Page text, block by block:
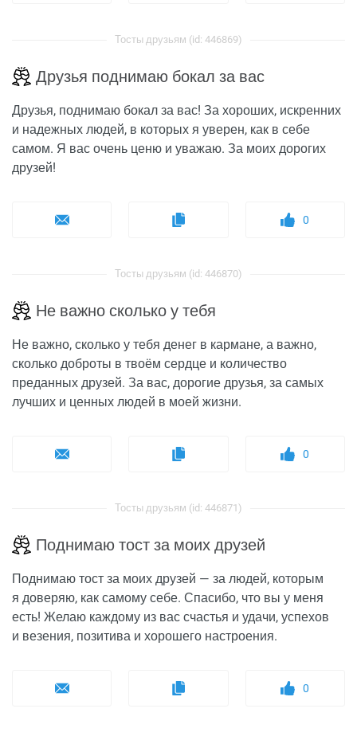
Тосты друзьям (id: 446869)
Друзья поднимаю бокал за вас
Друзья, поднимаю бокал за вас! За хороших, искренних
и надежных людей, в которых я уверен, как в себе
самом. Я вас очень ценю и уважаю. За моих дорогих
друзей!
0
Тосты друзьям (id: 446870)
Не важно сколько у тебя
Не важно, сколько у тебя денег в кармане, а важно,
сколько доброты в твоём сердце и количество
преданных друзей. За вас, дорогие друзья, за самых
лучших и ценных людей в моей жизни.
0
Тосты друзьям (id: 446871)
Поднимаю тост за моих друзей
Поднимаю тост за моих друзей — за людей, которым
я доверяю, как самому себе. Спасибо, что вы у меня
есть! Желаю каждому из вас счастья и удачи, успехов
и везения, позитива и хорошего настроения.
0